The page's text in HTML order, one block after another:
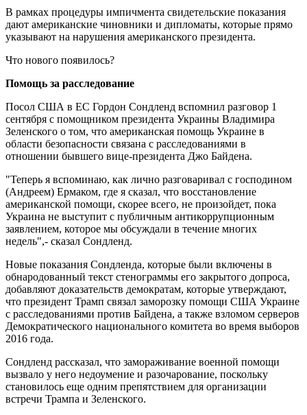
В рамках процедуры импичмента свидетельские показания
дают американские чиновники и дипломаты, которые прямо
указывают на нарушения американского президента.
Что нового появилось?
Помощь за расследование
Посол США в ЕС Гордон Сондленд вспомнил разговор 1
сентября с помощником президента Украины Владимира
Зеленского о том, что американская помощь Украине в
области безопасности связана с расследованиями в
отношении бывшего вице-президента Джо Байдена.
"Теперь я вспоминаю, как лично разговаривал с господином
(Андреем) Ермаком, где я сказал, что восстановление
американской помощи, скорее всего, не произойдет, пока
Украина не выступит с публичным антикоррупционным
заявлением, которое мы обсуждали в течение многих
недель",- сказал Сондленд.
Новые показания Сондленда, которые были включены в
обнародованный текст стенограммы его закрытого допроса,
добавляют доказательств демократам, которые утверждают,
что президент Трамп связал заморозку помощи США Украине
с расследованиями против Байдена, а также взломом серверов
Демократического национального комитета во время выборов
2016 года.
Сондленд рассказал, что замораживание военной помощи
вызвало у него недоумение и разочарование, поскольку
становилось еще одним препятствием для организации
встречи Трампа и Зеленского.